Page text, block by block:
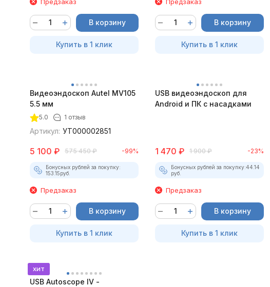
В корзину
Купить в 1 клик
В корзину
Купить в 1 клик
Видеоэндоскоп Autel MV105
5.5 мм
5.0 1 отзыв
Артикул: УТ000002851
5 100 ₽ 575 450 ₽ -99%
Бонусных рублей за покупку:
153.15руб.
Предзаказ
В корзину
Купить в 1 клик
USB видеоэндоскоп для
Android и ПК с насадками
1 470 ₽ 1 900 ₽ -23%
Бонусных рублей за покупку:44.14
руб.
Предзаказ
В корзину
Купить в 1 клик
хит
USB Autoscope IV -